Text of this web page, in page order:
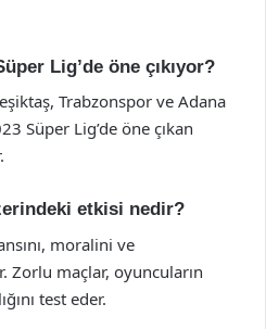
Lig’de öne çıkıyor?
Trabzonspor ve Adana
Süper Lig’de öne çıkan
etkisi nedir?
moralini ve
maçlar, oyuncuların
test eder.